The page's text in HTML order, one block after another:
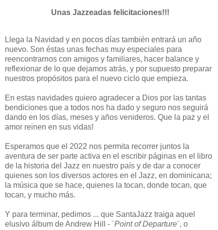
Unas Jazzeadas felicitaciones!!!
Llega la Navidad y en pocos días también entrará un año
nuevo. Son éstas unas fechas muy especiales para
reencontrarnos con amigos y familiares, hacer balance y
reflexionar de lo que dejamos atrás, y por supuesto preparar
nuestros propósitos para el nuevo ciclo que empieza.
En estas navidades quiero agradecer a Dios por las tantas
bendiciones que a todos nos ha dado y seguro nos seguirá
dando en los días, meses y años venideros. Que la paz y el
amor reinen en sus vidas!
Esperamos que el 2022 nos permita recorrer juntos la
aventura de ser parte activa en el escribir páginas en el libro
de la historia del Jazz en nuestro país y de dar a conocer
quienes son los diversos actores en el Jazz, en dominicana;
la música que se hace, quienes la tocan, donde tocan, que
tocan, y mucho más.
Y para terminar, pedimos ... que SantaJazz traiga aquel
elusivo álbum de Andrew Hill - ¨Point of Departure¨, o